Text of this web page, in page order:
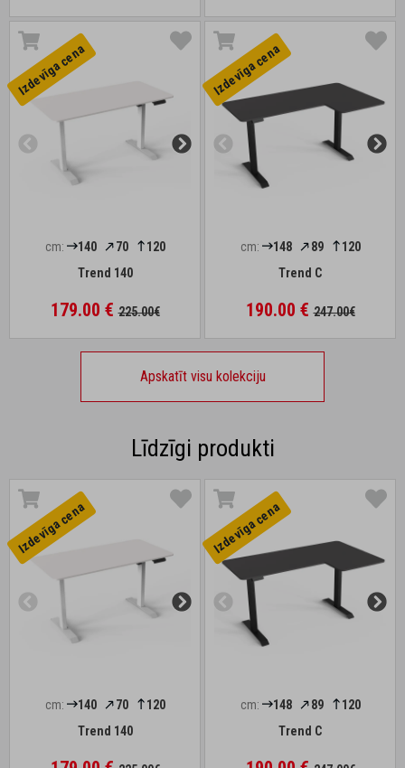
Izdevīga cena
cm: 140 70
120
Trend 140
179.00 €225.00€
Izdevīga cena
cm: 148 89
120
Trend C
190.00 €247.00€
Apskatīt visu kolekciju
Līdzīgi produkti
Izdevīga cena
cm: 140 70
120
Trend 140
Izdevīga cena
cm: 148 89
120
Trend C